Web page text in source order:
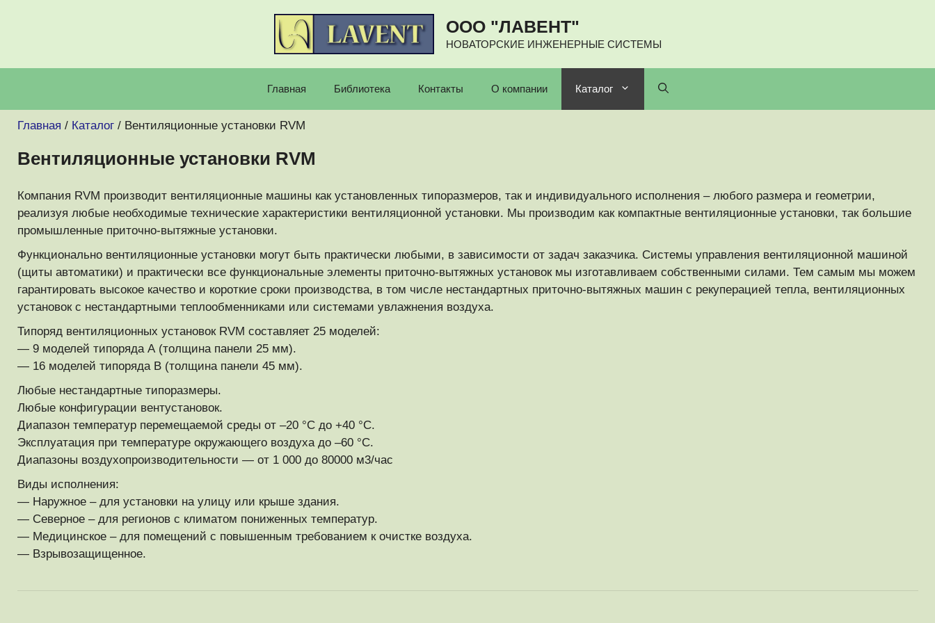
ООО "ЛАВЕНТ"
НОВАТОРСКИЕ ИНЖЕНЕРНЫЕ СИСТЕМЫ
Главная Библиотека Контакты О компании Каталог
Главная / Каталог/ Вентиляционные установки RVM
Вентиляционные установки RVM
Компания RVM производит вентиляционные машины как установленных типоразмеров, так и индивидуального исполнения – любого размера и геометрии,
реализуя любые необходимые технические характеристики вентиляционной установки. Мы производим как компактные вентиляционные установки, так большие
промышленные приточно-вытяжные установки.
Функционально вентиляционные установки могут быть практически любыми, в зависимости от задач заказчика. Системы управления вентиляционной машиной
(щиты автоматики) и практически все функциональные элементы приточно-вытяжных установок мы изготавливаем собственными силами. Тем самым мы можем
гарантировать высокое качество и короткие сроки производства, в том числе нестандартных приточно-вытяжных машин с рекуперацией тепла, вентиляционных
установок с нестандартными теплообменниками или системами увлажнения воздуха.
Типоряд вентиляционных установок RVM составляет 25 моделей:
— 9 моделей типоряда А (толщина панели 25 мм).
— 16 моделей типоряда В (толщина панели 45 мм).
Любые нестандартные типоразмеры.
Любые конфигурации вентустановок.
Диапазон температур перемещаемой среды от –20 °С до +40 °С.
Эксплуатация при температуре окружающего воздуха до –60 °С.
Диапазоны воздухопроизводительности — от 1 000 до 80000 м3/час
Виды исполнения:
— Наружное – для установки на улицу или крыше здания.
— Северное – для регионов с климатом пониженных температур.
— Медицинское – для помещений с повышенным требованием к очистке воздуха.
— Взрывозащищенное.